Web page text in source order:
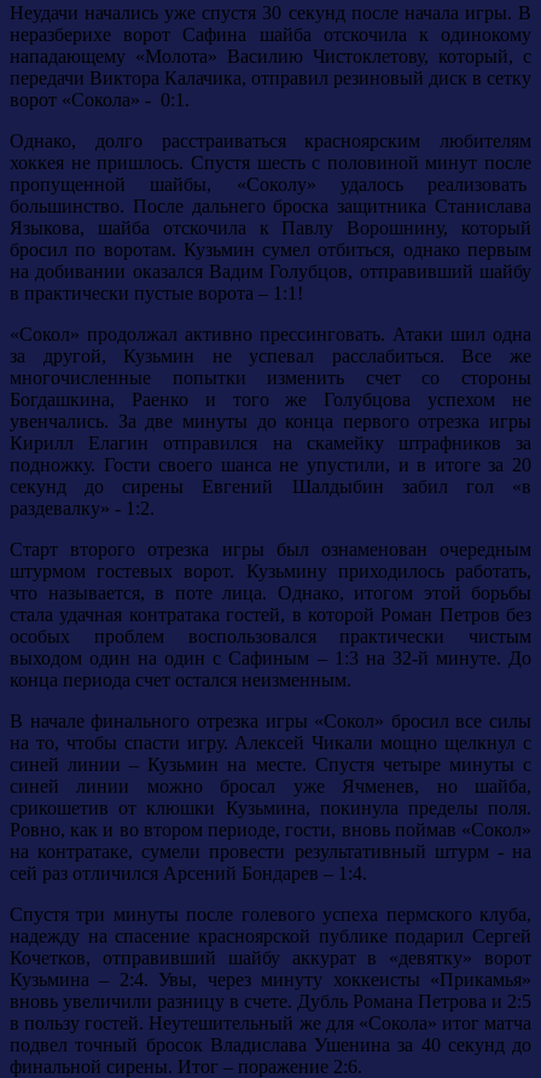
Неудачи начались уже спустя 30 секунд после начала игры. В
неразберихе ворот Сафина шайба отскочила к одинокому
нападающему «Молота» Василию Чистоклетову, который, с
передачи Виктора Калачика, отправил резиновый диск в сетку
ворот «Сокола» - 0:1.
Однако, долго расстраиваться красноярским любителям
хоккея не пришлось. Спустя шесть с половиной минут после
пропущенной шайбы, «Соколу» удалось реализовать
большинство. После дальнего броска защитника Станислава
Языкова, шайба отскочила к Павлу Ворошнину, который
бросил по воротам. Кузьмин сумел отбиться, однако первым
на добивании оказался Вадим Голубцов, отправивший шайбу
в практически пустые ворота – 1:1!
«Сокол» продолжал активно прессинговать. Атаки шил одна
за другой, Кузьмин не успевал расслабиться. Все же
многочисленные попытки изменить счет со стороны
Богдашкина, Раенко и того же Голубцова успехом не
увенчались. За две минуты до конца первого отрезка игры
Кирилл Елагин отправился на скамейку штрафников за
подножку. Гости своего шанса не упустили, и в итоге за 20
секунд до сирены Евгений Шалдыбин забил гол «в
раздевалку» - 1:2.
Старт второго отрезка игры был ознаменован очередным
штурмом гостевых ворот. Кузьмину приходилось работать,
что называется, в поте лица. Однако, итогом этой борьбы
стала удачная контратака гостей, в которой Роман Петров без
особых проблем воспользовался практически чистым
выходом один на один с Сафиным – 1:3 на 32-й минуте. До
конца периода счет остался неизменным.
В начале финального отрезка игры «Сокол» бросил все силы
на то, чтобы спасти игру. Алексей Чикали мощно щелкнул с
синей линии – Кузьмин на месте. Спустя четыре минуты с
синей линии можно бросал уже Ячменев, но шайба,
срикошетив от клюшки Кузьмина, покинула пределы поля.
Ровно, как и во втором периоде, гости, вновь поймав «Сокол»
на контратаке, сумели провести результативный штурм - на
сей раз отличился Арсений Бондарев – 1:4.
Спустя три минуты после голевого успеха пермского клуба,
надежду на спасение красноярской публике подарил Сергей
Кочетков, отправивший шайбу аккурат в «девятку» ворот
Кузьмина – 2:4. Увы, через минуту хоккеисты «Прикамья»
вновь увеличили разницу в счете. Дубль Романа Петрова и 2:5
в пользу гостей. Неутешительный же для «Сокола» итог матча
подвел точный бросок Владислава Ушенина за 40 секунд до
финальной сирены. Итог – поражение 2:6.